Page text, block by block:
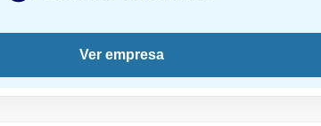
Ver empresa